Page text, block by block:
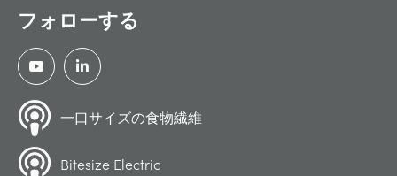
フォローする
一口サイズの食物繊維
Bitesize Electric